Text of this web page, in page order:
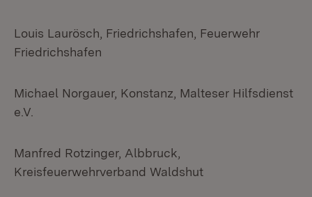
Louis Laurösch, Friedrichshafen, Feuerwehr
Friedrichshafen
Michael Norgauer, Konstanz, Malteser Hilfsdienst
e.V.
Manfred Rotzinger, Albbruck,
Kreisfeuerwehrverband Waldshut